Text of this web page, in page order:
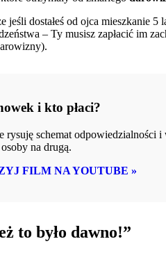
dostałeś od ojca mieszkanie 5
– Ty musisz zapłacić im
i kto płaci?
schemat odpowiedzialności i
na drugą.
FILM NA YOUTUBE »
to było dawno!”